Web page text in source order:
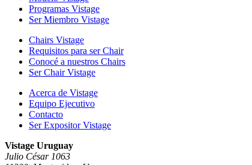
Programas Vistage
Ser Miembro Vistage
Chairs Vistage
Requisitos para ser Chair
Conocé a nuestros Chairs
Ser Chair Vistage
Acerca de Vistage
Equipo Ejecutivo
Contacto
Ser Expositor Vistage
Vistage Uruguay
Julio César 1063